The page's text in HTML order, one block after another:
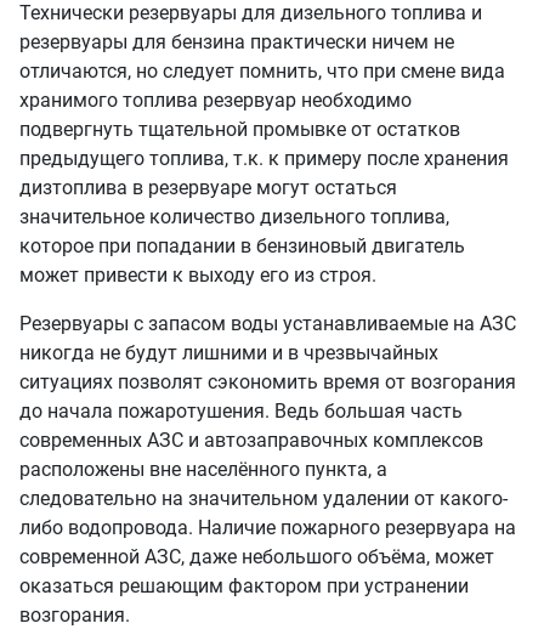
Технически резервуары для дизельного топлива и
резервуары для бензина практически ничем не
отличаются, но следует помнить, что при смене вида
хранимого топлива резервуар необходимо
подвергнуть тщательной промывке от остатков
предыдущего топлива, т.к. к примеру после хранения
дизтоплива в резервуаре могут остаться
значительное количество дизельного топлива,
которое при попадании в бензиновый двигатель
может привести к выходу его из строя.
Резервуары с запасом воды устанавливаемые на АЗС
никогда не будут лишними и в чрезвычайных
ситуациях позволят сэкономить время от возгорания
до начала пожаротушения. Ведь большая часть
современных АЗС и автозаправочных комплексов
расположены вне населённого пункта, а
следовательно на значительном удалении от какого-
либо водопровода. Наличие пожарного резервуара на
современной АЗС, даже небольшого объёма, может
оказаться решающим фактором при устранении
возгорания.